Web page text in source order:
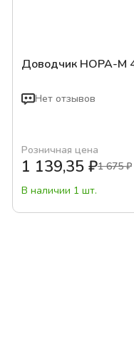
Доводчик НОРА-М
Нет отзывов
Розничная цена
1 139,35₽1 675₽
В наличии 1 шт.